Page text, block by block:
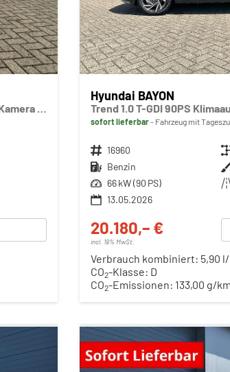
Trend 1.0 T-GDI 90PS Klimaautomatik Rückf.Kamera Parksensoren Sitzheizung Lenkradheizung Bluetooth Touchscreen Tempomat Apple CarPlay + Android Auto 16"LM
Hyundai BAYON
sofort lieferbar Fahrzeug mit
Fahrzeugnr. 16960
Kraftstoff Benzin
Leistung 66 kW (90 PS)
13.05.2026
20.180,– €
incl. 19% MwSt.
Verbrauch kombiniert: 5,90
CO2-Klasse: D
CO2-Emissionen: 133,00 g/km